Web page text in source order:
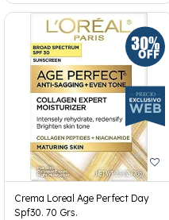
Crema Loreal Age Perfect Day
Spf30. 70 Grs.